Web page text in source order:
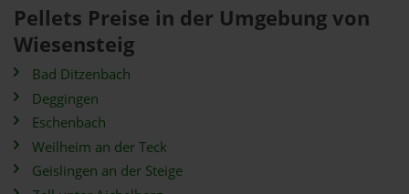
Pellets Preise in der Umgebung von
Wiesensteig
Bad Ditzenbach
Deggingen
Eschenbach
Weilheim an der Teck
Geislingen an der Steige